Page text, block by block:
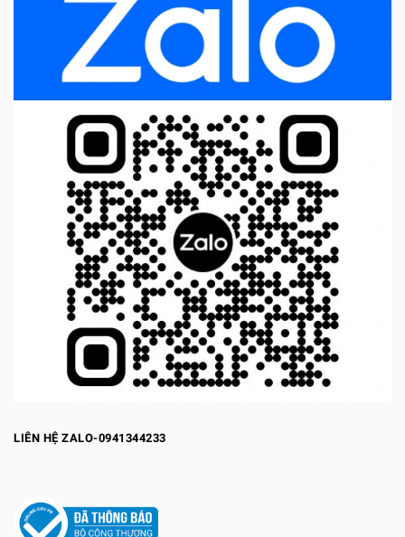
LIÊN HỆ ZALO-0941344233